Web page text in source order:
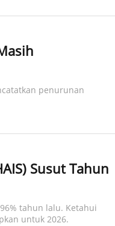
penurunan
Susut Tahun
tahun lalu. Ketahui
untuk 2026.